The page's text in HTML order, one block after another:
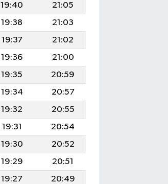
19:40
21:05
19:38
21:03
19:37
21:02
19:36
21:00
19:35
20:59
19:34
20:57
19:32
20:55
19:31
20:54
19:30
20:52
19:29
20:51
19:27
20:49